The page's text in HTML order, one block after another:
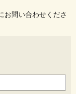
お問い合わせくださ